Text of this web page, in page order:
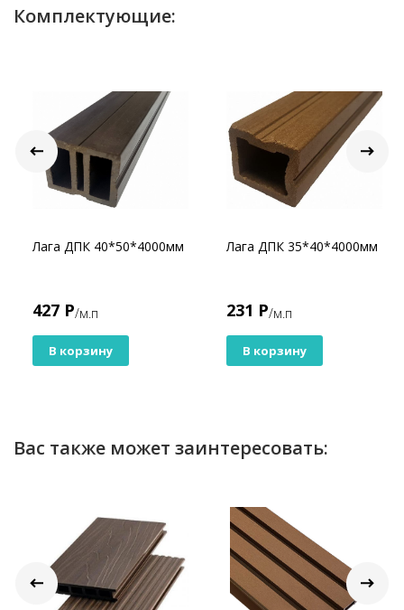
Комплектующие:
Лага ДПК 40*50*4000мм
427 Р/м.п
В корзину
Лага ДПК 35*40*4000мм
231 Р/м.п
В корзину
Вас также может заинтересовать: